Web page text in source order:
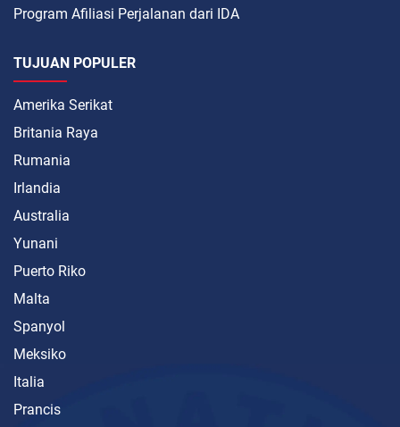
Program Afiliasi Perjalanan dari IDA
TUJUAN POPULER
Amerika Serikat
Britania Raya
Rumania
Irlandia
Australia
Yunani
Puerto Riko
Malta
Spanyol
Meksiko
Italia
Prancis